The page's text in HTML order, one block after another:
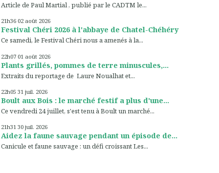
Article de Paul Martial , publié par le CADTM le...
21h36 02 août 2026
Festival Chéri 2026 à l'abbaye de Chatel-Chéhéry
Ce samedi, le Festival Chéri nous a amenés à la...
22h07 01 août 2026
Plants grillés, pommes de terre minuscules,...
Extraits du reportage de Laure Noualhat et...
22h05 31 juil. 2026
Boult aux Bois : le marché festif a plus d'une...
Ce vendredi 24 juillet, s'est tenu à Boult un marché...
21h31 30 juil. 2026
Aidez la faune sauvage pendant un épisode de...
Canicule et faune sauvage : un défi croissant Les...